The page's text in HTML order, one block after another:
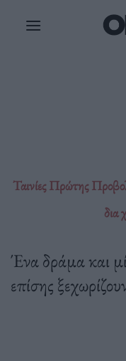
Ταινίες Πρώτης
δια
Ένα δράμα και
επίσης